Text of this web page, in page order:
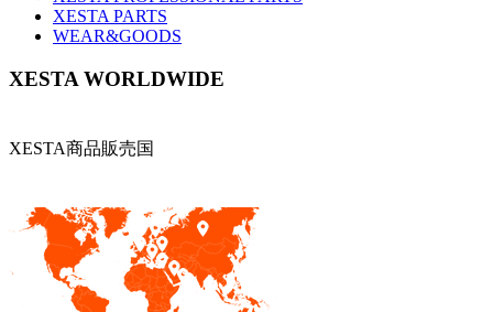
XESTA PARTS
WEAR&GOODS
XESTA WORLDWIDE
XESTA商品販売国